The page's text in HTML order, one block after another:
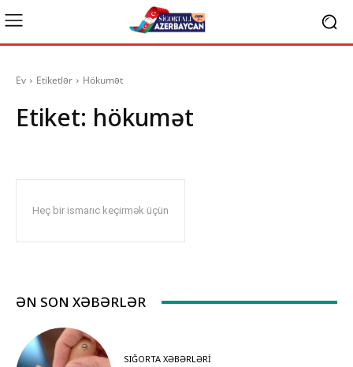
Ev Etiketlər Hökumət
Etiket: hökumət
Heç bir ismarıc keçirmək üçün
ƏN SON XƏBƏRLƏR
SIĞORTA XƏBƏRLƏRI